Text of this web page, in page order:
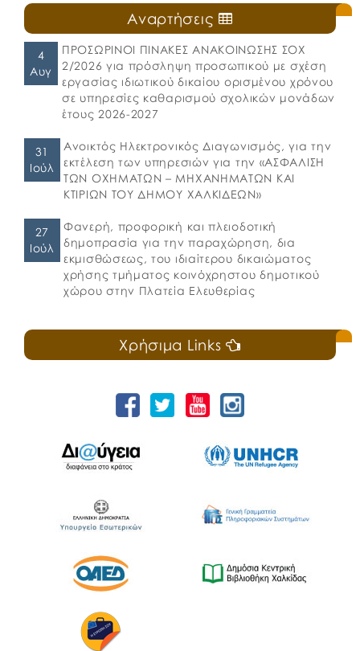
Αναρτήσεις
4
Αυγ
ΠΡΟΣΩΡΙΝΟΙ ΠΙΝΑΚΕΣ ΑΝΑΚΟΙΝΩΣΗΣ ΣΟΧ
2/2026 για πρόσληψη προσωπικού με σχέση
εργασίας ιδιωτικού δικαίου ορισμένου χρόνου
σε υπηρεσίες καθαρισμού σχολικών μονάδων
έτους 2026-2027
31
Ιούλ
Ανοικτός Ηλεκτρονικός Διαγωνισμός, για την
εκτέλεση των υπηρεσιών για την «ΑΣΦΑΛΙΣΗ
ΤΩΝ ΟΧΗΜΑΤΩΝ – ΜΗΧΑΝΗΜΑΤΩΝ ΚΑΙ
ΚΤΙΡΙΩΝ ΤΟΥ ΔΗΜΟΥ ΧΑΛΚΙΔΕΩΝ»
27
Ιούλ
Φανερή, προφορική και πλειοδοτική
δημοπρασία για την παραχώρηση, δια
εκμισθώσεως, του ιδιαίτερου δικαιώματος
χρήσης τμήματος κοινόχρηστου δημοτικού
χώρου στην Πλατεία Ελευθερίας
Χρήσιμα Links